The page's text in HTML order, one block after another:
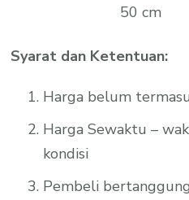
50 cm
Syarat dan Ketentuan:
Harga belum
Harga Sewaktu –
kondisi
Pembeli